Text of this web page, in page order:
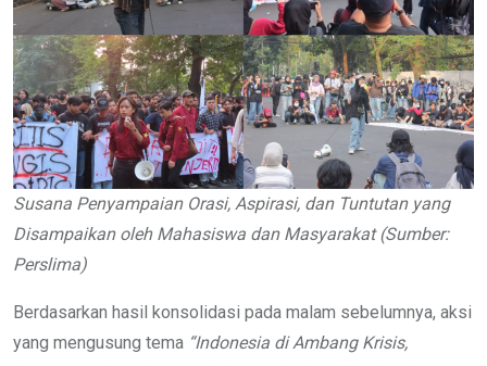
Susana Penyampaian Orasi, Aspirasi, dan Tuntutan yang
Disampaikan oleh Mahasiswa dan Masyarakat (Sumber:
Perslima)
Berdasarkan hasil konsolidasi pada malam sebelumnya, aksi
yang mengusung tema “Indonesia di Ambang Krisis,